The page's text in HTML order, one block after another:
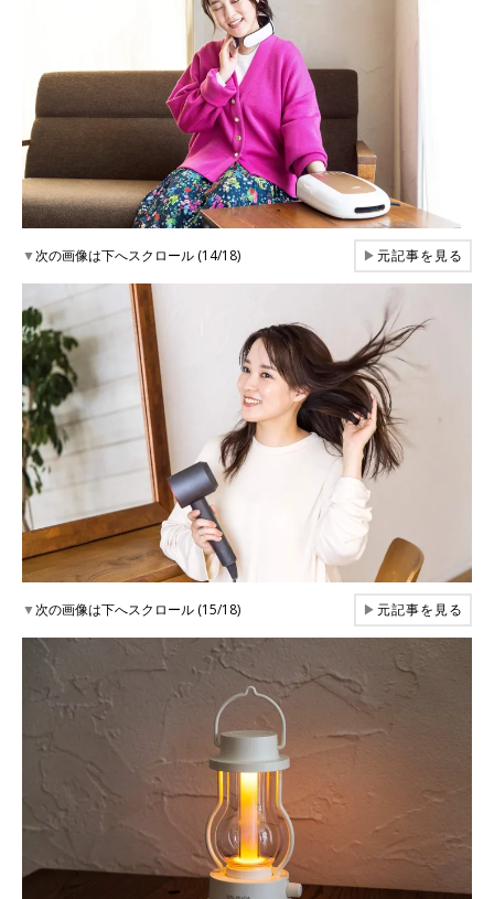
▼次の画像は下へスクロール (14/18) ▶元記事を見る
▼次の画像は下へスクロール (15/18) ▶元記事を見る